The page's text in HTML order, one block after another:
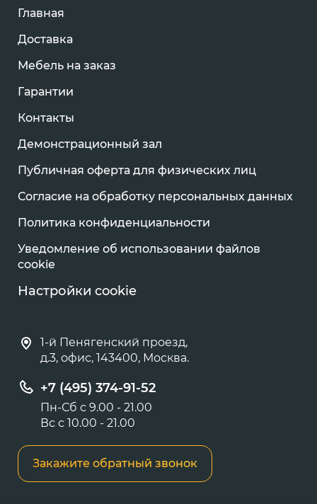
Главная
Доставка
Мебель на заказ
Гарантии
Контакты
Демонстрационный зал
Публичная оферта для физических лиц
Согласие на обработку персональных данных
Политика конфиденциальности
Уведомление об использовании файлов
cookie
Настройки cookie
1-й Пенягенский проезд,
д.3, офис, 143400, Москва.
+7 (495) 374-91-52
Пн-Сб с 9.00 - 21.00
Вс с 10.00 - 21.00
Закажите обратный звонок